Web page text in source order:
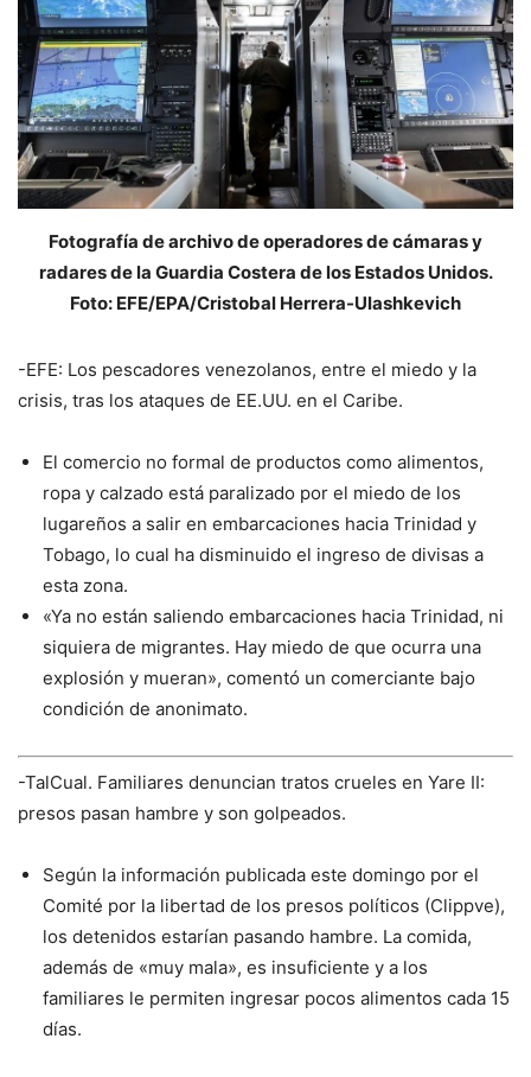
Fotografía de archivo de operadores de cámaras y
radares de la Guardia Costera de los Estados Unidos.
Foto: EFE/EPA/Cristobal Herrera-Ulashkevich
-EFE: Los pescadores venezolanos, entre el miedo y la
crisis, tras los ataques de EE.UU. en el Caribe.
El comercio no formal de productos como alimentos,
ropa y calzado está paralizado por el miedo de los
lugareños a salir en embarcaciones hacia Trinidad y
Tobago, lo cual ha disminuido el ingreso de divisas a
esta zona.
«Ya no están saliendo embarcaciones hacia Trinidad, ni
siquiera de migrantes. Hay miedo de que ocurra una
explosión y mueran», comentó un comerciante bajo
condición de anonimato.
-TalCual. Familiares denuncian tratos crueles en Yare II:
presos pasan hambre y son golpeados.
Según la información publicada este domingo por el
Comité por la libertad de los presos políticos (Clippve),
los detenidos estarían pasando hambre. La comida,
además de «muy mala», es insuficiente y a los
familiares le permiten ingresar pocos alimentos cada 15
días.